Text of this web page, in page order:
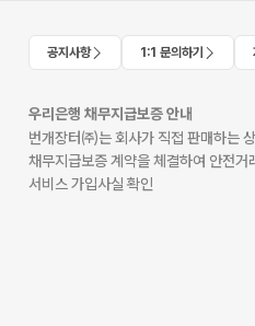
공지사항 1:1 문의하기
우리은행 채무지급보증 안내
번개장터㈜는 회사가 직접 판매하는
채무지급보증 계약을 체결하여 안전거
서비스 가입사실 확인